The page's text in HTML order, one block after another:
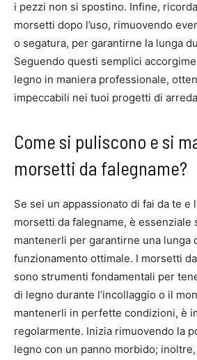
i pezzi non si spostino. Infine,
morsetti dopo l’uso, rimuovendo
o segatura, per garantirne la lunga
Seguendo questi semplici
legno in maniera professionale,
impeccabili nei tuoi progetti di
Come si puliscono e si
morsetti da falegname?
Se sei un appassionato di fai da te e
morsetti da falegname, è essenziale
mantenerli per garantirne una lunga
funzionamento ottimale. I morsetti
sono strumenti fondamentali per
di legno durante l’incollaggio o il
mantenerli in perfette condizioni, è
regolarmente. Inizia rimuovendo la
legno con un panno morbido;